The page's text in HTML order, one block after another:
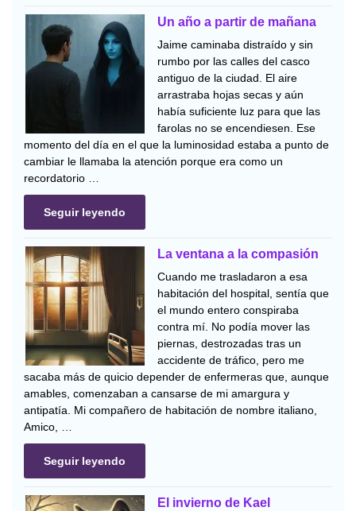
Un año a partir de mañana
Jaime caminaba distraído y sin
rumbo por las calles del casco
antiguo de la ciudad. El aire
arrastraba hojas secas y aún
había suficiente luz para que las
farolas no se encendiesen. Ese
momento del día en el que la luminosidad estaba a punto de
cambiar le llamaba la atención porque era como un
recordatorio …
Seguir leyendo
La ventana a la compasión
Cuando me trasladaron a esa
habitación del hospital, sentía que
el mundo entero conspiraba
contra mí. No podía mover las
piernas, destrozadas tras un
accidente de tráfico, pero me
sacaba más de quicio depender de enfermeras que, aunque
amables, comenzaban a cansarse de mi amargura y
antipatía. Mi compañero de habitación de nombre italiano,
Amico, …
Seguir leyendo
El invierno de Kael